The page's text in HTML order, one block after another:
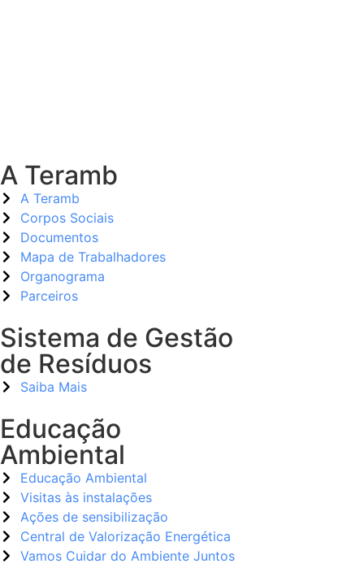
A Teramb
A Teramb
Corpos Sociais
Documentos
Mapa de Trabalhadores
Organograma
Parceiros
Sistema de Gestão
de Resíduos
Saiba Mais
Educação
Ambiental
Educação Ambiental
Visitas às instalações
Ações de sensibilização
Central de Valorização Energética
Vamos Cuidar do Ambiente Juntos